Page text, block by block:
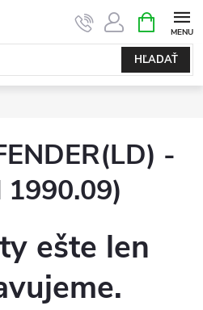
HĽADAŤ
KOŠÍK
-
ešte len